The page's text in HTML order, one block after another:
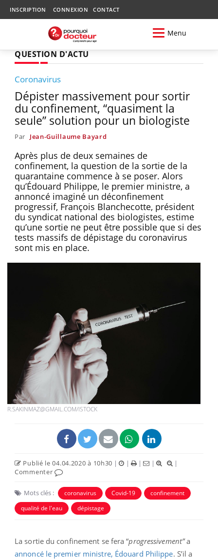
INSCRIPTION CONNEXION CONTACT
Menu
QUESTION D'ACTU
Coronavirus
Dépister massivement pour sortir
du confinement, “quasiment la
seule” solution pour un biologiste
Par Jean-Guillaume Bayard
Après plus de deux semaines de
confinement, la question de la sortie de la
quarantaine commence à se poser. Alors
qu’Édouard Philippe, le premier ministre, a
annoncé imaginé un déconfinement
progressif, François Blanchecotte, président
du syndicat national des biologistes, estime
qu’une sortie ne peut être possible que si des
tests massifs de dépistage du coronavirus
sont mis en place.
R.SAKINMAZ@GMAIL.COM/ISTOCK
Publié le 04.04.2020 à 10h30 | | | |
|
Commenter
Mots clés : coronavirus Covid-19
confinement
qualité de l'eau
dépistage
La sortie du confinement se fera “progressivement”a
annoncé le premier ministre, Édouard Philippe. S’il a